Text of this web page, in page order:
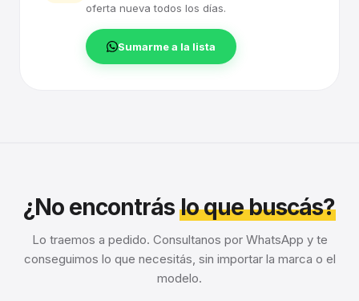
oferta nueva todos los días.
Sumarme a la lista
¿No encontráslo que buscás?
Lo traemos a pedido. Consultanos por WhatsApp y te
conseguimos lo que necesitás, sin importar la marca o el
modelo.